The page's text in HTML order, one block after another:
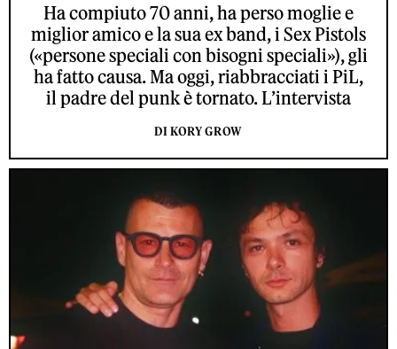
Ha compiuto 70 anni, ha perso moglie e
miglior amico e la sua ex band, i Sex Pistols
(«persone speciali con bisogni speciali»), gli
ha fatto causa. Ma oggi, riabbracciati i PiL,
il padre del punk è tornato. L’intervista
DI KORY GROW